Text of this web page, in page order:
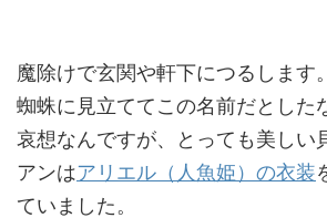
魔除けで玄関や軒下につるします。
蜘蛛に見立ててこの名前だとした
哀想なんですが、とっても美しい
アンはアリエル（人魚姫）の衣装
ていました。